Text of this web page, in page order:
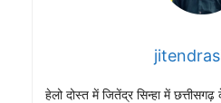
हेलो दोस्त में जितेंद्र सिन्हा में